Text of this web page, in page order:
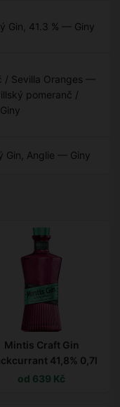
Gin 41.3 % — Giny
Sevilla Oranges —
pomeranč /
Gin Anglie — Giny
Mintis Craft Gin
41,8% 0,7l
od 639 Kč